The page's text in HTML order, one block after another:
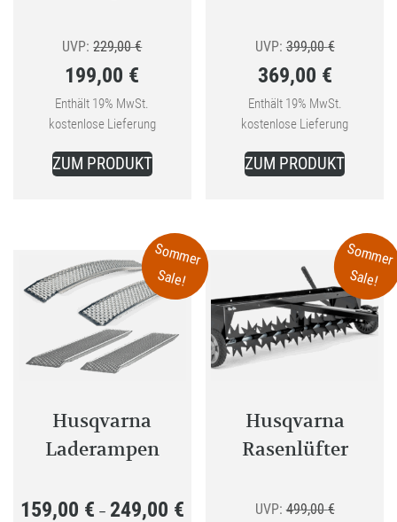
UVP: 229,00€Ursprünglicher
war:
229,00 €
199,00 €
Aktueller
Preis
ist:
Enthält 19% MwSt.
kostenlose Lieferung
ZUM PRODUKT
UVP: 399,00€
war:
399,00 €
369,00 €
Aktueller
Preis
ist:
Enthält 19% MwSt.
kostenlose Lieferung
ZUM PRODUKT
Sommer
Sale!
Husqvarna
Laderampen
159,00 € – 249,00 €Preisspanne:
Sommer
Sale!
Husqvarna
Rasenlüfter
UVP: 499,00€